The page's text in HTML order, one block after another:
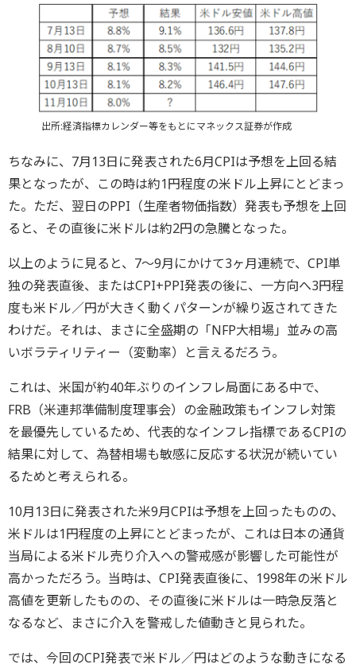
出所:経済指標カレンダー等をもとにマネックス証券が作成
ちなみに、7月13日に発表された6月CPIは予想を上回る結
果となったが、この時は約1円程度の米ドル上昇にとどまっ
た。ただ、翌日のPPI（生産者物価指数）発表も予想を上回
ると、その直後に米ドルは約2円の急騰となった。
以上のように見ると、7～9月にかけて3ヶ月連続で、CPI単
独の発表直後、またはCPI+PPI発表の後に、一方向へ3円程
度も米ドル／円が大きく動くパターンが繰り返されてきた
わけだ。それは、まさに全盛期の「NFP大相場」並みの高
いボラティリティー（変動率）と言えるだろう。
これは、米国が約40年ぶりのインフレ局面にある中で、
FRB（米連邦準備制度理事会）の金融政策もインフレ対策
を最優先しているため、代表的なインフレ指標であるCPIの
結果に対して、為替相場も敏感に反応する状況が続いてい
るためと考えられる。
10月13日に発表された米9月CPIは予想を上回ったものの、
米ドルは1円程度の上昇にとどまったが、これは日本の通貨
当局による米ドル売り介入への警戒感が影響した可能性が
高かっただろう。当時は、CPI発表直後に、1998年の米ドル
高値を更新したものの、その直後に米ドルは一時急反落と
なるなど、まさに介入を警戒した値動きと見られた。
では、今回のCPI発表で米ドル／円はどのような動きになる